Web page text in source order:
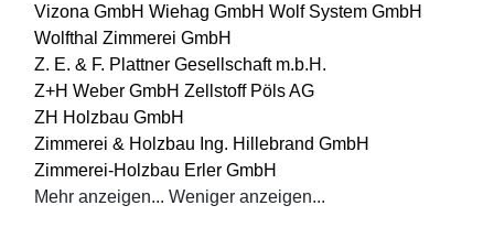
Vizona GmbH Wiehag GmbH Wolf System GmbH
Wolfthal Zimmerei GmbH
Z. E. & F. Plattner Gesellschaft m.b.H.
Z+H Weber GmbH Zellstoff Pöls AG
ZH Holzbau GmbH
Zimmerei & Holzbau Ing. Hillebrand GmbH
Zimmerei-Holzbau Erler GmbH
Mehr anzeigen... Weniger anzeigen...